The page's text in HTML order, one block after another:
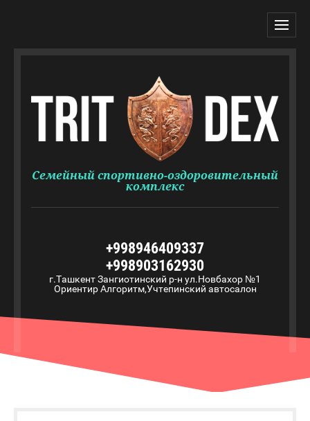
Семейный спортивно-оздоровительный
комплекс
+998946409337
+998903162930
г.Ташкент Зангиотинский р-н ул.Новбахор №1
Ориентир Алгоритм,Учтепинский автосалон